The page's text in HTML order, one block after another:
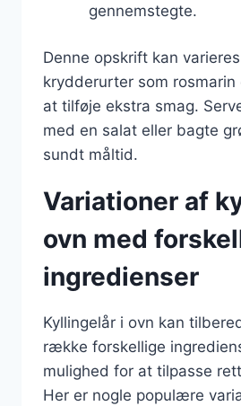
gennemstegte.
Denne opskrift kan
krydderurter som
at tilføje ekstra smag.
med en salat eller bagte
sundt måltid.
Variationer af
ovn med
ingredienser
Kyllingelår i ovn kan
række forskellige
mulighed for at tilpasse
Her er nogle populære